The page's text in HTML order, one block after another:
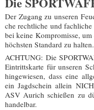
Der Zugang zu unse­ren
che recht­li­che und
bei kei­ne Kom­pro­mis­se,
höchs­ten Stan­dard zu halten.
ACHTUNG: Die
Ein­tritts­kar­te für unse­ren
hin­ge­wie­sen, dass eine
ein Jagd­schein allein
ASV Aurich schie­ßen zu
han­del­bar.